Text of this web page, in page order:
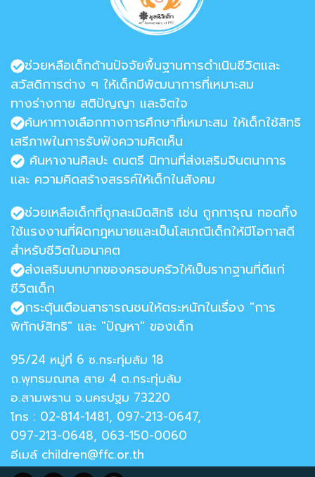
ช่วยหลือเด็กด้านปัจจัยพื้นฐานการดำเนินชีวิตและ
สวัสดิการต่าง ๆ ให้เด็กมีพัฒนาการที่เหมาะสม
ทางร่างกาย สติปัญญา และจิตใจ
ค้นหาทางเลือกทางการศึกษาที่เหมาะสม ให้เด็กใช้สิทธิ
เสรีภาพในการรับฟังความคิดเห็น
ค้นหางานศิลปะ ดนตรี นิทานที่ส่งเสริมจินตนาการ
และ ความคิดสร้างสรรค์ให้เด็กในสังคม
ช่วยเหลือเด็กที่ถูกละเมิดสิทธิ เช่น ถูกทารุณ ทอดทิ้ง
ใช้แรงงานที่ผิดกฎหมายและเป็นโสเภณีเด็กให้มีโอกาสดี
สำหรับชีวิตในอนาคต
ส่งเสริมบทบาทของครอบครัวให้เป็นรากฐานที่ดีแก่
ชีวิตเด็ก
กระตุ้นเตือนสาธารณชนให้ตระหนักในเรื่อง "การ
พิทักษ์สิทธิ" และ "ปัญหา" ของเด็ก
95/24 หมู่ที่ 6 ซ.กระทุ่มล้ม 18
ถ.พุทธมณฑล สาย 4 ต.กระทุ่มล้ม
อ.สามพราน จ.นครปฐม 73220
โทร : 02-814-1481, 097-213-0647,
097-213-0648, 063-150-0060
อีเมล์ children@ffc.or.th